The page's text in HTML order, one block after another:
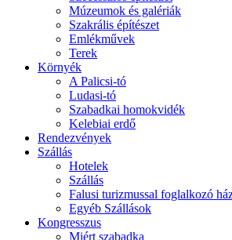
Múzeumok és galériák
Szakrális építészet
Emlékművek
Terek
Környék
A Palicsi-tó
Ludasi-tó
Szabadkai homokvidék
Kelebiai erdő
Rendezvények
Szállás
Hotelek
Szállás
Falusi turizmussal foglalkozó
Egyéb Szállások
Kongresszus
Miért szabadka